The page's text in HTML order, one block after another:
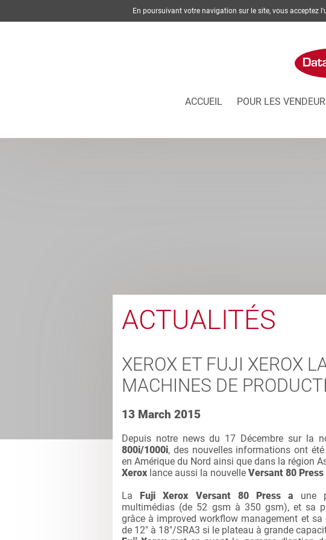
ACCUEIL POUR LES
ACTUALITÉS
XEROX ET FUJI XEROX
MACHINES DE
13 March 2015
Depuis notre news du 17 Décembre sur la
800i/1000i, des nouvelles informations ont
en Amérique du Nord ainsi que dans la région
Xerox lance aussi la nouvelle Versant 80 Press
LaFuji Xerox Versant 80 Press a une
multimédias (de 52 gsm à 350 gsm), et sa
grâce à improved workflow management et
de 12" à 18"/SRA3 si le plateau à grande
En poursuivant votre navigation sur le site, vous